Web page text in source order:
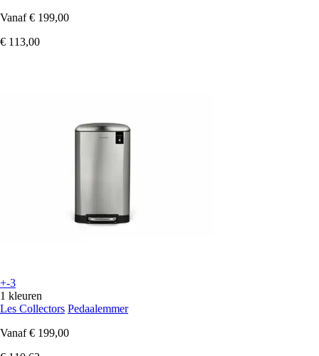
Vanaf € 199,00
€ 113,00
+-3
1 kleuren
Les Collectors Pedaalemmer
Vanaf € 199,00